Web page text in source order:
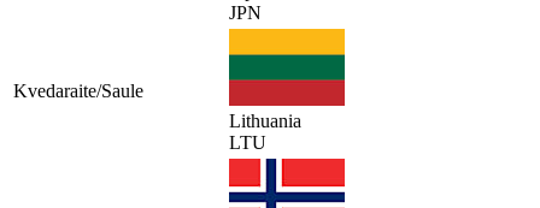
JPN
Kvedaraite/Saule
Lithuania
LTU